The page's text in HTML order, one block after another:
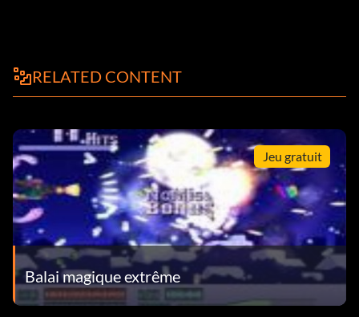
RELATED CONTENT
Jeu gratuit
Balai magique extrême